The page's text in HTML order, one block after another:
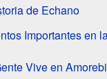
de Echano
Importantes en
Vive en